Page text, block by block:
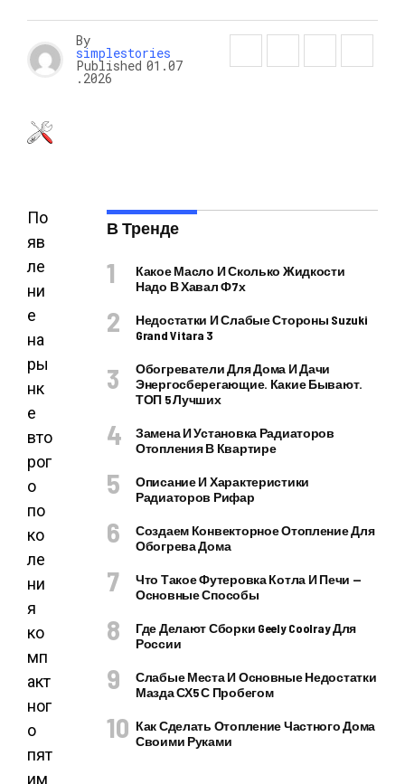
By
simplestories
Published 01.07
.2026
По
яв
ле
ни
е
на
ры
нк
е
вто
рог
о
по
ко
ле
ни
я
ко
мп
акт
ног
о
пят
им
В Тренде
Какое Масло И Сколько Жидкости
Надо В Хавал Ф7х
Недостатки И Слабые Стороны Suzuki
Grand Vitara 3
Обогреватели Для Дома И Дачи
Энергосберегающие. Какие Бывают.
ТОП 5 Лучших
Замена И Установка Радиаторов
Отопления В Квартире
Описание И Характеристики
Радиаторов Рифар
Создаем Конвекторное Отопление Для
Обогрева Дома
Что Такое Футеровка Котла И Печи —
Основные Способы
Где Делают Сборки Geely Coolray Для
России
Слабые Места И Основные Недостатки
Мазда СХ5 С Пробегом
Как Сделать Отопление Частного Дома
Своими Руками